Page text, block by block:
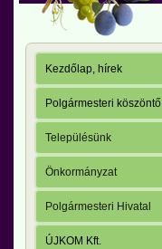
Kezdőlap, hírek
Polgármesteri köszöntő
Településünk
Önkormányzat
Polgármesteri Hivatal
ÚJKOM Kft.